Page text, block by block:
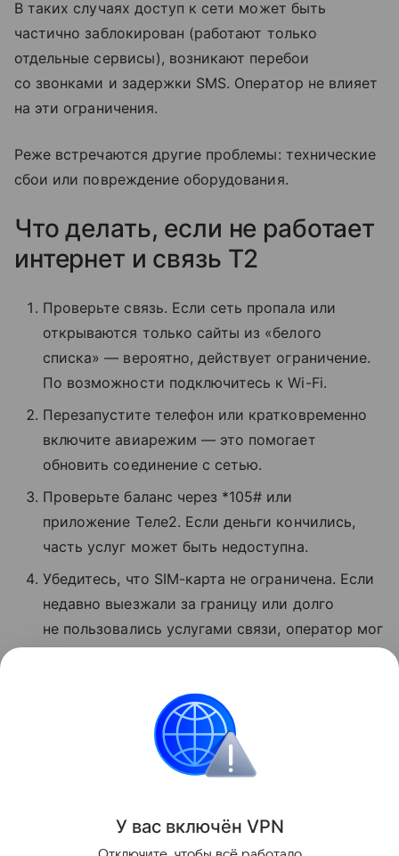
В таких случаях доступ к сети может быть
частично заблокирован (работают только
отдельные сервисы), возникают перебои
со звонками и задержки SMS. Оператор не влияет
на эти ограничения.
Реже встречаются другие проблемы: технические
сбои или повреждение оборудования.
Что делать, если не работает
интернет и связь T2
Проверьте связь. Если сеть пропала или
открываются только сайты из «белого
списка» — вероятно, действует ограничение.
По возможности подключитесь к Wi-Fi.
Перезапустите телефон или кратковременно
включите авиарежим — это помогает
обновить соединение с сетью.
Проверьте баланс через *105# или
приложение Tеле2. Если деньги кончились,
часть услуг может быть недоступна.
Убедитесь, что SIM-карта не ограничена. Если
недавно выезжали за границу или долго
не пользовались услугами связи, оператор мог
в поддержку по номеру 611 с мобильного T2.
Поделиться
У вас включён VPN